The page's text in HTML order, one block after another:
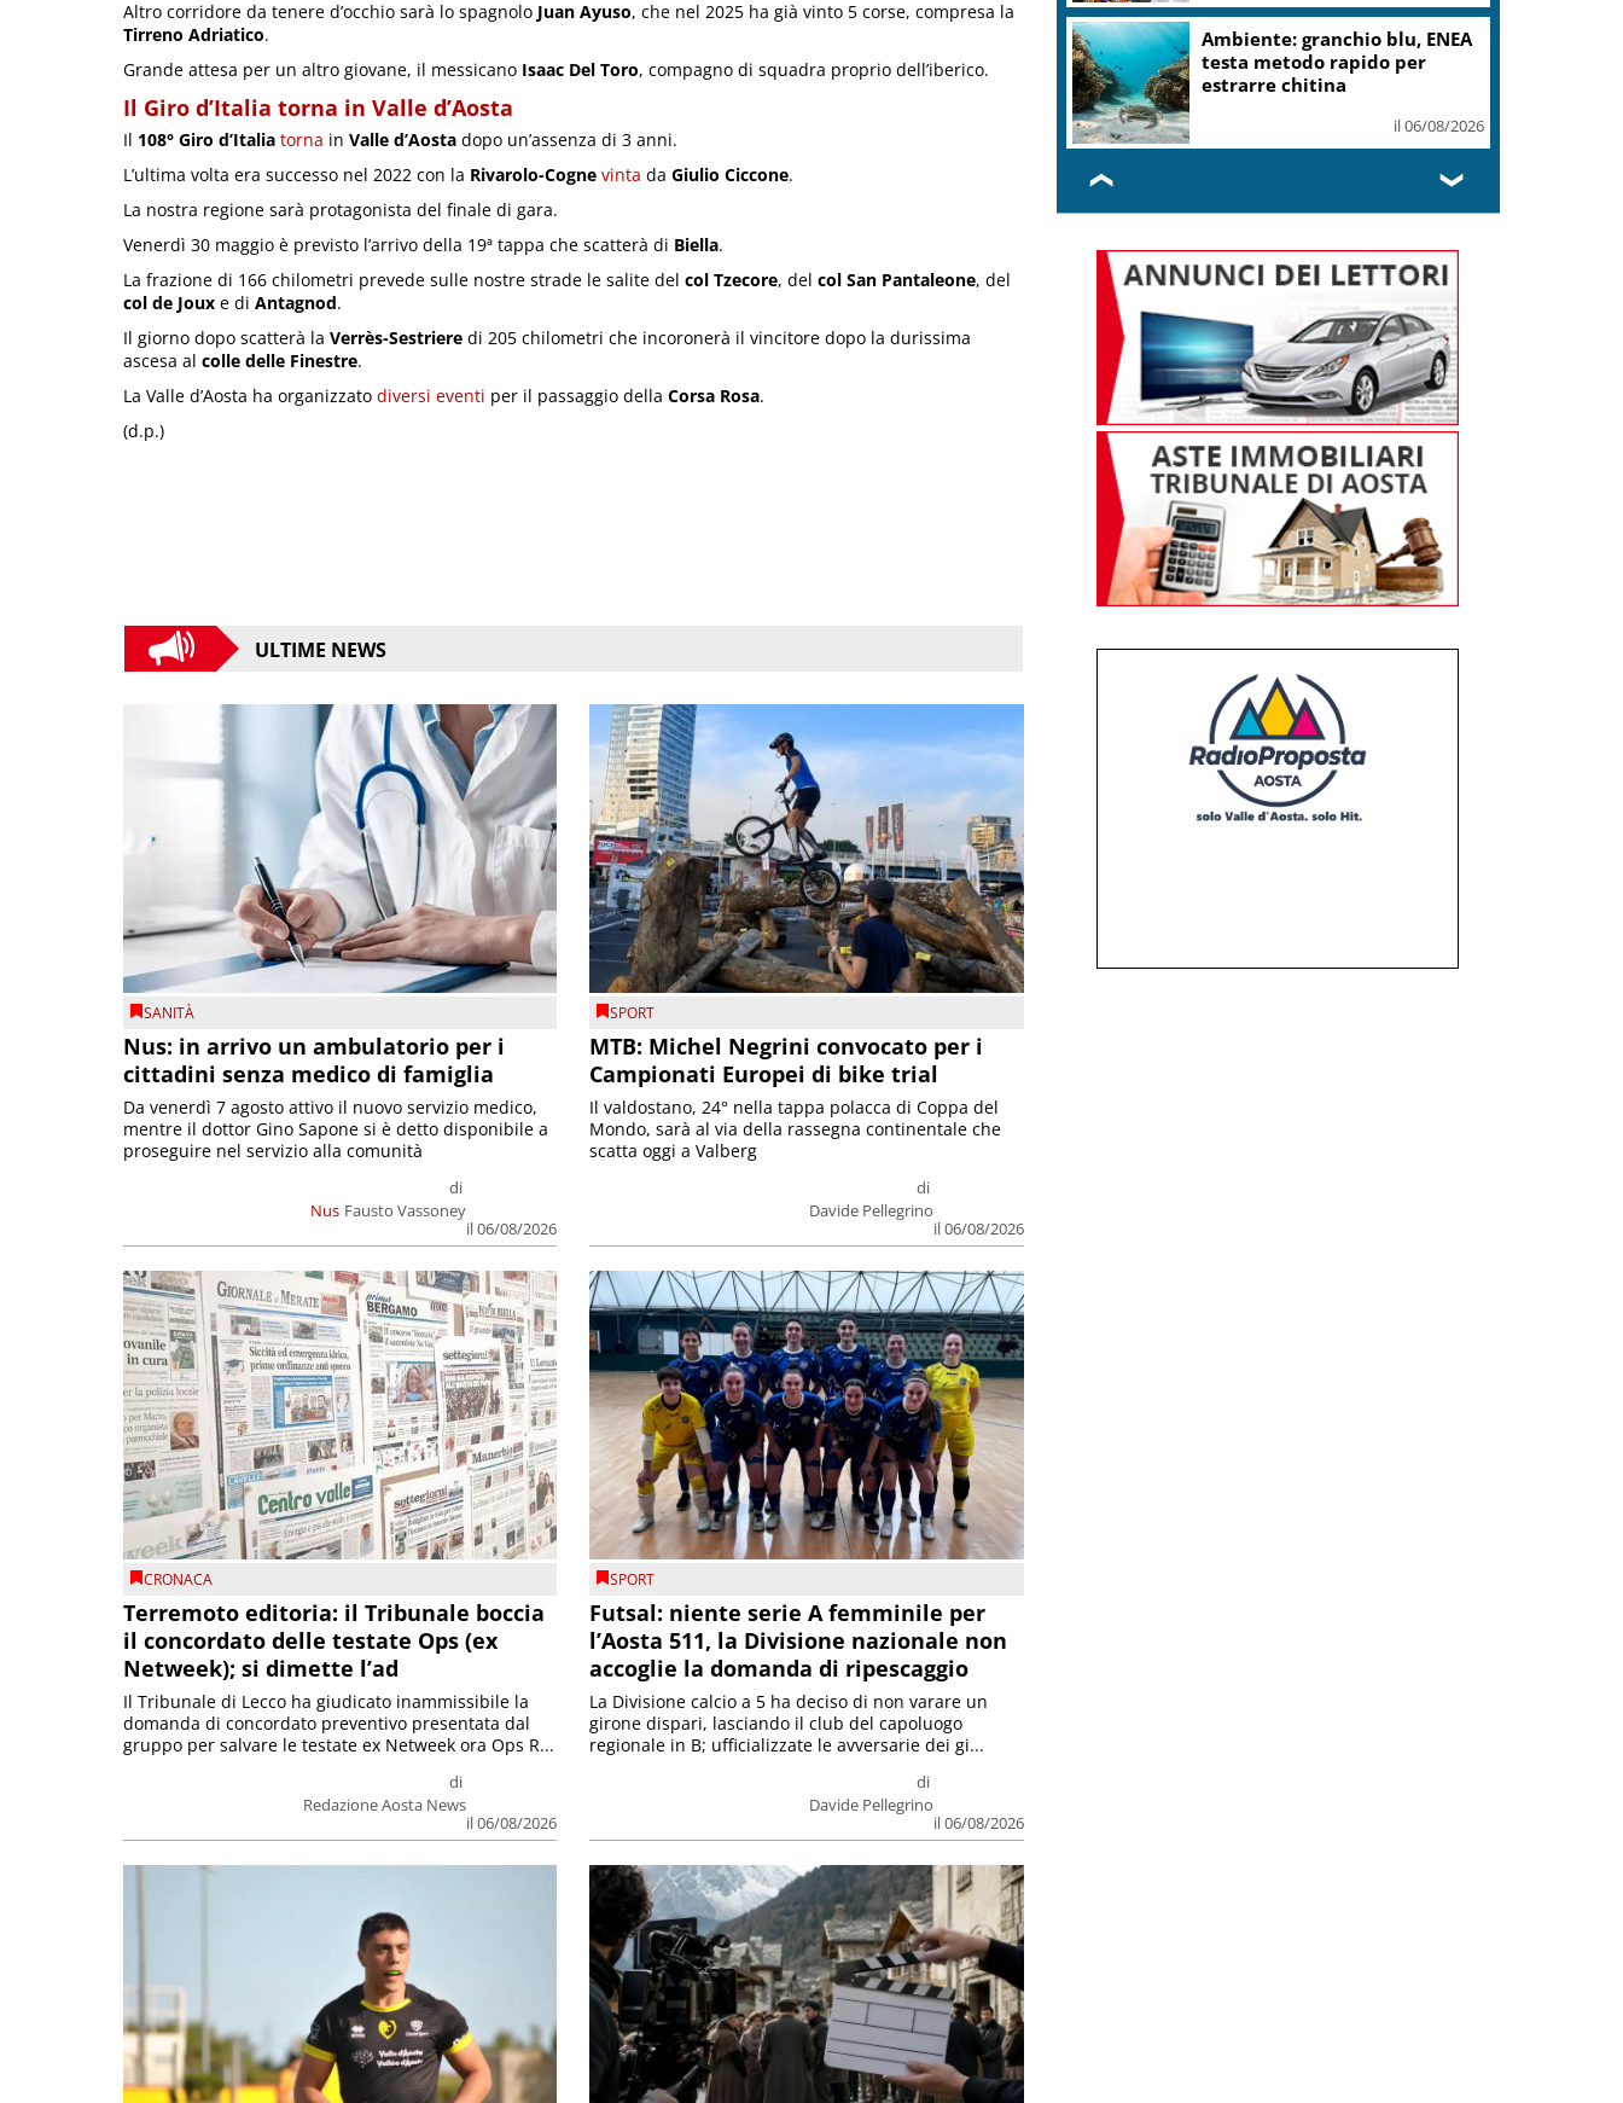
Altro corridore da tenere d’occhio sarà lo spagnolo Juan Ayuso, che nel 2025 ha già vinto 5 corse, compresa la
Tirreno Adriatico.
Grande attesa per un altro giovane, il messicano Isaac Del Toro, compagno di squadra proprio dell’iberico.
Il Giro d’Italia torna in Valle d’Aosta
Il 108° Giro d’Italia torna in Valle d’Aosta dopo un’assenza di 3 anni.
L’ultima volta era successo nel 2022 con la Rivarolo-Cogne vinta da Giulio Ciccone.
La nostra regione sarà protagonista del finale di gara.
Venerdì 30 maggio è previsto l’arrivo della 19ª tappa che scatterà di Biella.
La frazione di 166 chilometri prevede sulle nostre strade le salite del col Tzecore, del col San Pantaleone, del
col de Joux e di Antagnod.
Il giorno dopo scatterà la Verrès-Sestriere di 205 chilometri che incoronerà il vincitore dopo la durissima
ascesa al colle delle Finestre.
La Valle d’Aosta ha organizzato diversi eventi per il passaggio della Corsa Rosa.
(d.p.)
ULTIME NEWS
SANITÀ
Nus: in arrivo un ambulatorio per i
cittadini senza medico di famiglia
Nus
di
Fausto Vassoney
il 06/08/2026
Da venerdì 7 agosto attivo il nuovo servizio medico,
mentre il dottor Gino Sapone si è detto disponibile a
proseguire nel servizio alla comunità
SPORT
MTB: Michel Negrini convocato per i
Campionati Europei di bike trial
di
Davide Pellegrino
il 06/08/2026
Il valdostano, 24° nella tappa polacca di Coppa del
Mondo, sarà al via della rassegna continentale che
scatta oggi a Valberg
CRONACA
Terremoto editoria: il Tribunale boccia
il concordato delle testate Ops (ex
Netweek); si dimette l’ad
di
Redazione Aosta News
il 06/08/2026
Il Tribunale di Lecco ha giudicato inammissibile la
domanda di concordato preventivo presentata dal
gruppo per salvare le testate ex Netweek ora Ops R...
SPORT
Futsal: niente serie A femminile per
l’Aosta 511, la Divisione nazionale non
accoglie la domanda di ripescaggio
di
Davide Pellegrino
il 06/08/2026
La Divisione calcio a 5 ha deciso di non varare un
girone dispari, lasciando il club del capoluogo
regionale in B; ufficializzate le avversarie dei gi...
Ambiente: granchio blu, ENEA
testa metodo rapido per
estrarre chitina
il 06/08/2026
❮ ❯